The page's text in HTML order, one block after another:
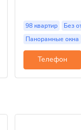
98 квартир
Без
Панорамные окна
Телефон